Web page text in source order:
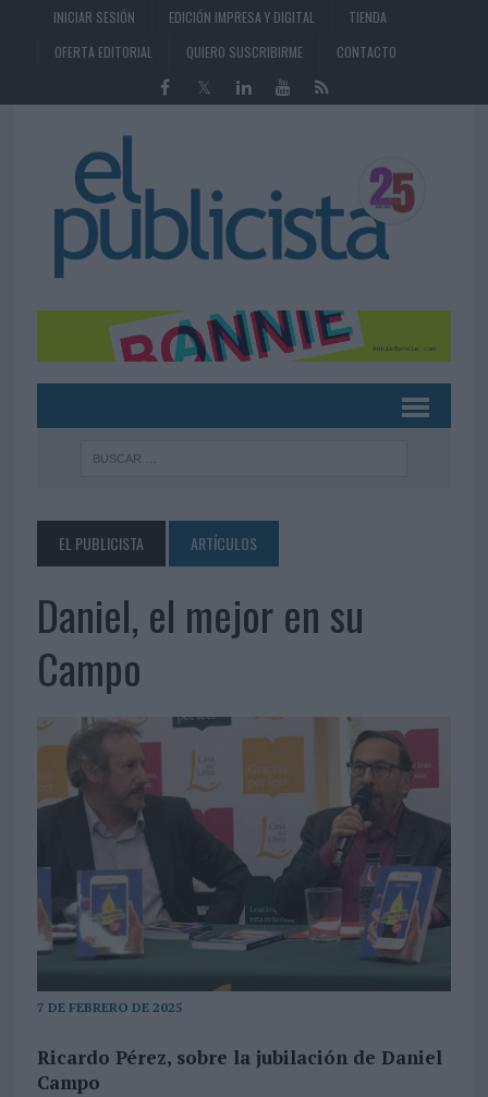
INICIAR SESIÓN EDICIÓN IMPRESA Y DIGITAL
TIENDA
OFERTA EDITORIAL
QUIERO SUSCRIBIRME CONTACTO
EL PUBLICISTA ARTÍCULOS
Daniel, el mejor en su
Campo
7 DE FEBRERO DE 2025
Ricardo Pérez, sobre la jubilación de Daniel
Campo